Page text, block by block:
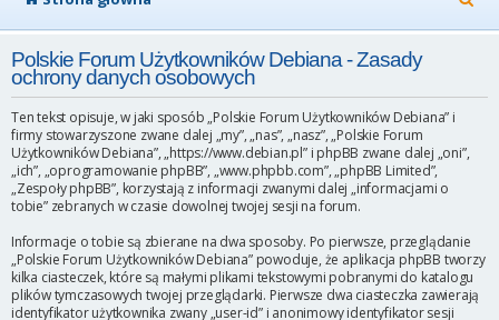
z
k
Polskie Forum Użytkowników Debiana - Zasady
ochrony danych osobowych
Ten tekst opisuje, w jaki sposób „Polskie Forum Użytkowników Debiana” i
firmy stowarzyszone zwane dalej „my”, „nas”, „nasz”, „Polskie Forum
Użytkowników Debiana”, „https://www.debian.pl” i phpBB zwane dalej „oni”,
„ich”, „oprogramowanie phpBB”, „www.phpbb.com”, „phpBB Limited”,
„Zespoły phpBB”, korzystają z informacji zwanymi dalej „informacjami o
tobie” zebranych w czasie dowolnej twojej sesji na forum.
Informacje o tobie są zbierane na dwa sposoby. Po pierwsze, przeglądanie
„Polskie Forum Użytkowników Debiana” powoduje, że aplikacja phpBB tworzy
kilka ciasteczek, które są małymi plikami tekstowymi pobranymi do katalogu
plików tymczasowych twojej przeglądarki. Pierwsze dwa ciasteczka zawierają
identyfikator użytkownika zwany „user-id” i anonimowy identyfikator sesji